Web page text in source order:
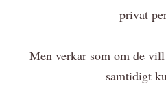
privat
Men verkar som om de
samtidigt